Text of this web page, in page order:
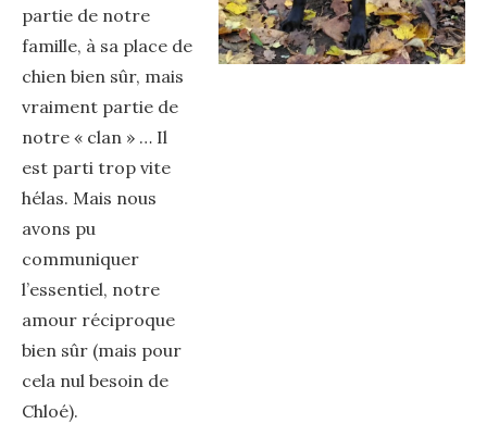
partie de notre
famille, à sa place de
chien bien sûr, mais
vraiment partie de
notre « clan » … Il
est parti trop vite
hélas. Mais nous
avons pu
communiquer
l’essentiel, notre
amour réciproque
bien sûr (mais pour
cela nul besoin de
Chloé).